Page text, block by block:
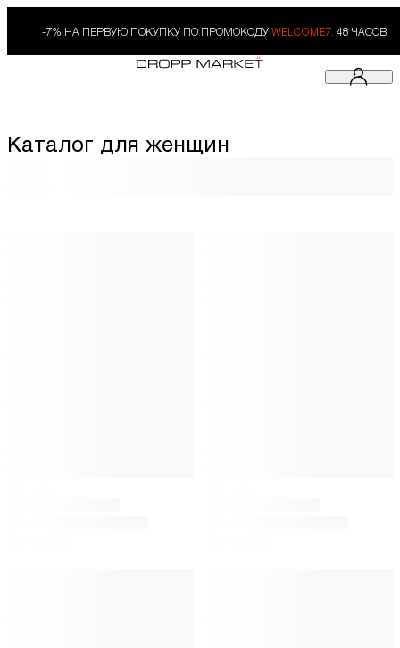
-7% НА ПЕРВУЮ ПОКУПКУ ПО ПРОМОКОДУ WELCOME7. 48 ЧАСОВ
Каталог для женщин